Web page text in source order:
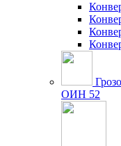
ОИН 52